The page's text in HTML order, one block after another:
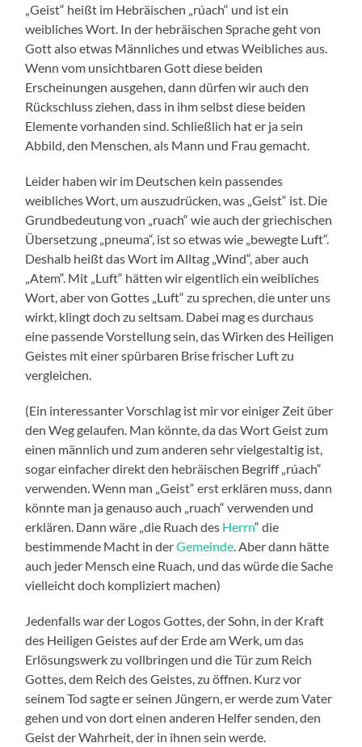
„Geist“ heißt im Hebräischen „rúach“ und ist ein
weibliches Wort. In der hebräischen Sprache geht von
Gott also etwas Männliches und etwas Weibliches aus.
Wenn vom unsichtbaren Gott diese beiden
Erscheinungen ausgehen, dann dürfen wir auch den
Rückschluss ziehen, dass in ihm selbst diese beiden
Elemente vorhanden sind. Schließlich hat er ja sein
Abbild, den Menschen, als Mann und Frau gemacht.
Leider haben wir im Deutschen kein passendes
weibliches Wort, um auszudrücken, was „Geist“ ist. Die
Grundbedeutung von „ruach“ wie auch der griechischen
Übersetzung „pneuma“, ist so etwas wie „bewegte Luft“.
Deshalb heißt das Wort im Alltag „Wind“, aber auch
„Atem“. Mit „Luft“ hätten wir eigentlich ein weibliches
Wort, aber von Gottes „Luft“ zu sprechen, die unter uns
wirkt, klingt doch zu seltsam. Dabei mag es durchaus
eine passende Vorstellung sein, das Wirken des Heiligen
Geistes mit einer spürbaren Brise frischer Luft zu
vergleichen.
(Ein interessanter Vorschlag ist mir vor einiger Zeit über
den Weg gelaufen. Man könnte, da das Wort Geist zum
einen männlich und zum anderen sehr vielgestaltig ist,
sogar einfacher direkt den hebräischen Begriff „rúach“
verwenden. Wenn man „Geist“ erst erklären muss, dann
könnte man ja genauso auch „ruach“ verwenden und
erklären. Dann wäre „die Ruach des Herrn“ die
bestimmende Macht in derGemeinde. Aber dann hätte
auch jeder Mensch eine Ruach, und das würde die Sache
vielleicht doch kompliziert machen)
Jedenfalls war der Logos Gottes, der Sohn, in der Kraft
des Heiligen Geistes auf der Erde am Werk, um das
Erlösungswerk zu vollbringen und die Tür zum Reich
Gottes, dem Reich des Geistes, zu öffnen. Kurz vor
seinem Tod sagte er seinen Jüngern, er werde zum Vater
gehen und von dort einen anderen Helfer senden, den
Geist der Wahrheit, der in ihnen sein werde.